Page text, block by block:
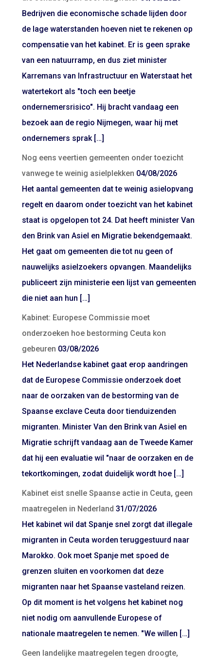
Bedrijven die economische schade lijden door
de lage waterstanden hoeven niet te rekenen op
compensatie van het kabinet. Er is geen sprake
van een natuurramp, en dus ziet minister
Karremans van Infrastructuur en Waterstaat het
watertekort als "toch een beetje
ondernemersrisico". Hij bracht vandaag een
bezoek aan de regio Nijmegen, waar hij met
ondernemers sprak […]
Nog eens veertien gemeenten onder toezicht
vanwege te weinig asielplekken 04/08/2026
Het aantal gemeenten dat te weinig asielopvang
regelt en daarom onder toezicht van het kabinet
staat is opgelopen tot 24. Dat heeft minister Van
den Brink van Asiel en Migratie bekendgemaakt.
Het gaat om gemeenten die tot nu geen of
nauwelijks asielzoekers opvangen. Maandelijks
publiceert zijn ministerie een lijst van gemeenten
die niet aan hun […]
Kabinet: Europese Commissie moet
onderzoeken hoe bestorming Ceuta kon
gebeuren 03/08/2026
Het Nederlandse kabinet gaat erop aandringen
dat de Europese Commissie onderzoek doet
naar de oorzaken van de bestorming van de
Spaanse exclave Ceuta door tienduizenden
migranten. Minister Van den Brink van Asiel en
Migratie schrijft vandaag aan de Tweede Kamer
dat hij een evaluatie wil "naar de oorzaken en de
tekortkomingen, zodat duidelijk wordt hoe […]
Kabinet eist snelle Spaanse actie in Ceuta, geen
maatregelen in Nederland 31/07/2026
Het kabinet wil dat Spanje snel zorgt dat illegale
migranten in Ceuta worden teruggestuurd naar
Marokko. Ook moet Spanje met spoed de
grenzen sluiten en voorkomen dat deze
migranten naar het Spaanse vasteland reizen.
Op dit moment is het volgens het kabinet nog
niet nodig om aanvullende Europese of
nationale maatregelen te nemen. "We willen […]
Geen landelijke maatregelen tegen droogte,